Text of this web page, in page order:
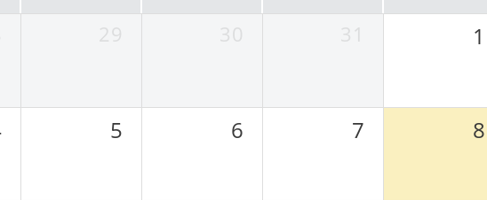
29 30 31 1
5 6 7 8